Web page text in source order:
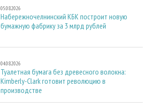
05.08.2026
Набережночелнинский КБК построит новую
бумажную фабрику за 3 млрд рублей
04.08.2026
Туалетная бумага без древесного волокна:
Kimberly-Clark готовит революцию в
производстве